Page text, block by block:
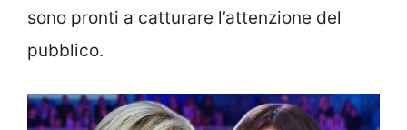
sono pronti a catturare l’attenzione del
pubblico.